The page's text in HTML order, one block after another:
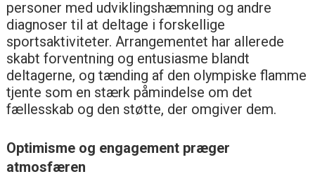
personer med udviklingshæmning og andre
diagnoser til at deltage i forskellige
sportsaktiviteter. Arrangementet har allerede
skabt forventning og entusiasme blandt
deltagerne, og tænding af den olympiske flamme
tjente som en stærk påmindelse om det
fællesskab og den støtte, der omgiver dem.
Optimisme og engagement præger
atmosfæren